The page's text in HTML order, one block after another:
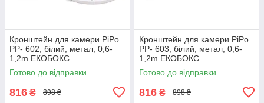
Кронштейн для камери PiPo
PP- 602, білий, метал, 0,6-
1,2m ЕКОБОКС
Готово до відправки
816 ₴ 898 ₴
Кронштейн для камери PiPo
PP- 603, білий, метал, 0,6-
1,2m ЕКОБОКС
Готово до відправки
816 ₴ 898 ₴